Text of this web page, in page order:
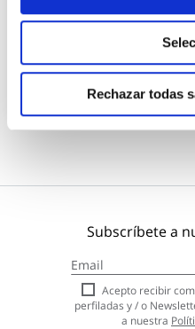
Rechazar todas
Subscríbete a
a
nuestro
boletín
de
Acepto recibir
perfiladas y / o
a nuestra